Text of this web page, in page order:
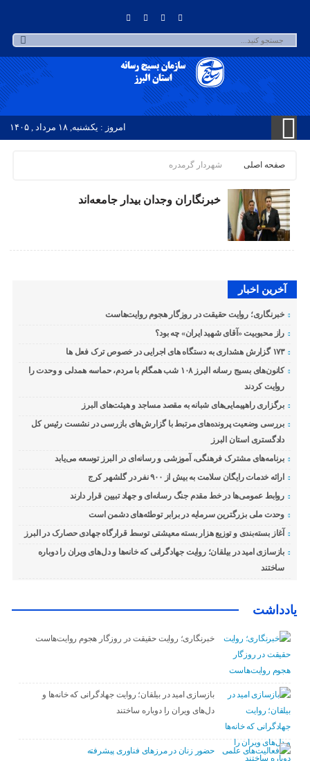
امروز : یکشنبه, ۱۸ مرداد , ۱۴۰۵
صفحه اصلی شهردار گرمدره
خبرنگاران وجدان بیدار جامعه‌اند
آخرین اخبار
خبرنگاری؛ روایت حقیقت در روزگار هجوم روایت‌هاست
راز محبوبیت «آقای شهید ایران» چه بود؟
۱۷۳ گزارش هشداری به دستگاه های اجرایی در خصوص ترک فعل ها
کانون‌های بسیج رسانه البرز ۱۰۸ شب همگام با مردم، حماسه همدلی و وحدت را
روایت کردند
برگزاری راهپیمایی‌های شبانه به مقصد مساجد و هیئت‌های البرز
بررسی وضعیت پرونده‌های مرتبط با گزارش‌های بازرسی در نشست رئیس کل
دادگستری استان البرز
برنامه‌های مشترک فرهنگی، آموزشی و رسانه‌ای در البرز توسعه می‌یابد
ارائه خدمات رایگان سلامت به بیش از ۹۰۰ نفر در گلشهر کرج
روابط عمومی‌ها در خط مقدم جنگ رسانه‌ای و جهاد تبیین قرار دارند
وحدت ملی بزرگترین سرمایه در برابر توطئه‌های دشمن است
آغاز بسته‌بندی و توزیع هزار بسته معیشتی توسط قرارگاه جهادی حصارک در البرز
بازسازی امید در بیلقان؛ روایت جهادگرانی که خانه‌ها و دل‌های ویران را دوباره
ساختند
یادداشت
خبرنگاری؛ روایت حقیقت در روزگار هجوم روایت‌هاست
بازسازی امید در بیلقان؛ روایت جهادگرانی که خانه‌ها و
دل‌های ویران را دوباره ساختند
حضور زنان در مرزهای فناوری پیشرفته